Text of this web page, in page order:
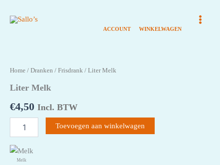
naar
Home / Dranken / Frisdrank / Liter Melk
Liter Melk
€4,50 Incl. BTW
Toevoegen aan winkelwagen
Melk